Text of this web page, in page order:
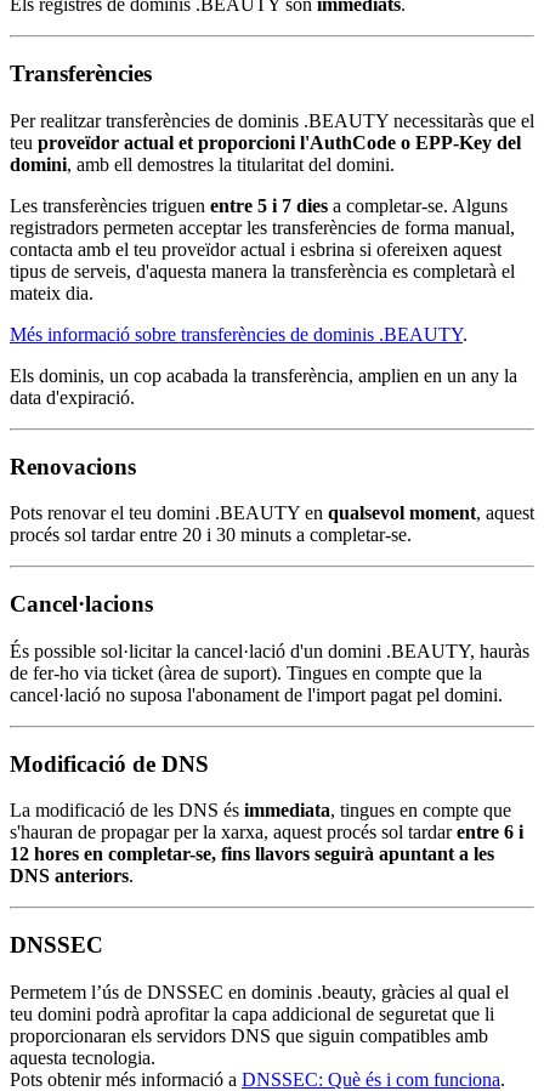
Els registres de dominis .BEAUTY són immediats.
Transferències
Per realitzar transferències de dominis .BEAUTY necessitaràs que el
teu proveïdor actual et proporcioni l'AuthCode o EPP-Key del
domini, amb ell demostres la titularitat del domini.
Les transferències triguen entre 5 i 7 dies a completar-se. Alguns
registradors permeten acceptar les transferències de forma manual,
contacta amb el teu proveïdor actual i esbrina si ofereixen aquest
tipus de serveis, d'aquesta manera la transferència es completarà el
mateix dia.
Més informació sobre transferències de dominis .BEAUTY.
Els dominis, un cop acabada la transferència, amplien en un any la
data d'expiració.
Renovacions
Pots renovar el teu domini .BEAUTY en qualsevol moment, aquest
procés sol tardar entre 20 i 30 minuts a completar-se.
Cancel·lacions
És possible sol·licitar la cancel·lació d'un domini .BEAUTY, hauràs
de fer-ho via ticket (àrea de suport). Tingues en compte que la
cancel·lació no suposa l'abonament de l'import pagat pel domini.
Modificació de DNS
La modificació de les DNS és immediata, tingues en compte que
s'hauran de propagar per la xarxa, aquest procés sol tardarentre 6 i
12 hores en completar-se, fins llavors seguirà apuntant a les
DNS anteriors.
DNSSEC
Permetem l’ús de DNSSEC en dominis .beauty, gràcies al qual el
teu domini podrà aprofitar la capa addicional de seguretat que li
proporcionaran els servidors DNS que siguin compatibles amb
aquesta tecnologia.
Pots obtenir més informació a DNSSEC: Què és i com funciona.